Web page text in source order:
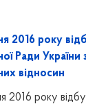
2016 року
Ради України
відносин
2016 року